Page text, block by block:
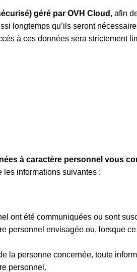
géré par OVH Cloud , afin
longtemps qu’ils seront
à ces données sera strictement
à caractère personnel vous
les informations suivantes :
ont été communiquées ou sont
personnel envisagée ou, lorsque
la personne concernée, toute
personnel.